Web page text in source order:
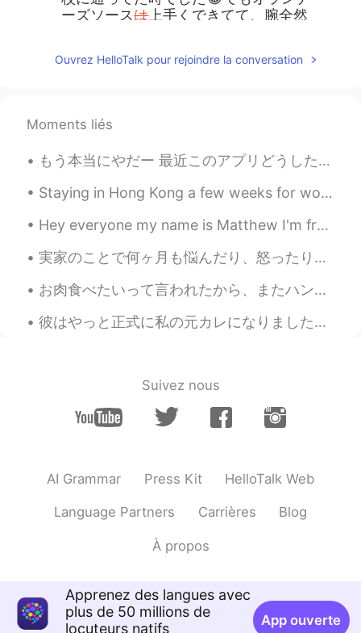
ーズソースは上手くできてて、腕全然
自分はポーチドエッグは 好きじゃない
が全然落ちてなくて
Chloe 2021.01.13 11:08
EN
ありがとう😊美味しいですよ〜？🤣
Sho 2021.01.13 11:07
JP EN
美味しそう！！😋😋
Ouvrez HelloTalk pour rejoindre la conversation
Moments liés
もう本当にやだー 最近このアプリどうしたの？ すぐ「近く住んでるね！」「お酒飲みに行かない？」「いつか君の手料理を食べてみたい」みたいなメッセージを送って来る人が多すぎ！ もう何回も言ったのに、...
Staying in Hong Kong a few weeks for work ! Mom’s not here , so I have been cooking simple meals...
Hey everyone my name is Matthew I'm from Sydney Australia and I'm a freelance photographer and I'...
実家のことで何ヶ月も悩んだり、怒ったり、悲しんだりしたあげく、円形脱毛症になってしまった😔考えないようにするのは、私にとって、ありえないです！自分の町だから、誰もたまに文句があるけど、好きです！...
お肉食べたいって言われたから、またハンバーグを作りました😅 見た目は普通のハンバーグだけど！だけど！結構工夫をしたよ！！ためねぎは半分おろし、半分みじん切りだし〜中もクリームチーズが入ってる！...
彼はやっと正式に私の元カレになりました。 ずっと前から、コロナで会えなくて、寂しさを耐えられないから、彼が別れることにしました。 終わっても、やっぱり責任感を持ってちゃんと話してもらいたかったか...
Suivez nous
AI Grammar Press Kit HelloTalk Web
Language Partners Carrières Blog
À propos
Apprenez des langues avec
plus de 50 millions de
locuteurs natifs
App ouverte